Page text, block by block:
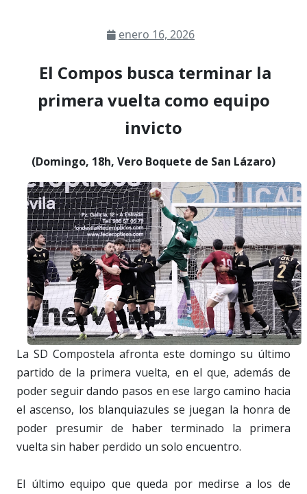
enero 16, 2026
El Compos busca terminar la
primera vuelta como equipo
invicto
(Domingo, 18h, Vero Boquete de San Lázaro)
La SD Compostela afronta este domingo su último
partido de la primera vuelta, en el que, además de
poder seguir dando pasos en ese largo camino hacia
el ascenso, los blanquiazules se juegan la honra de
poder presumir de haber terminado la primera
vuelta sin haber perdido un solo encuentro.
El último equipo que queda por medirse a los de